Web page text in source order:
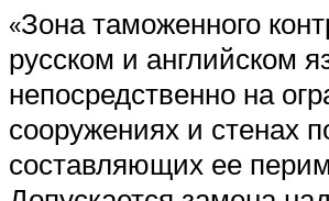
«Зона таможенного
русском и английском
непосредственно на
сооружениях и стенах
составляющих ее